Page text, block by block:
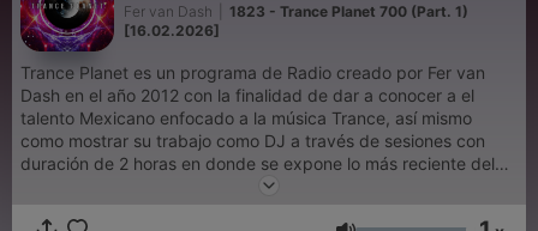
Fer van Dash
1823 - Trance Planet 700 (Part. 1)
[16.02.2026]
Trance Planet es un programa de Radio creado por Fer van
Dash en el año 2012 con la finalidad de dar a conocer a el
talento Mexicano enfocado a la música Trance, así mismo
como mostrar su trabajo como DJ a través de sesiones con
duración de 2 horas en donde se expone lo más reciente del
genero con las producciones de grandes exponentes